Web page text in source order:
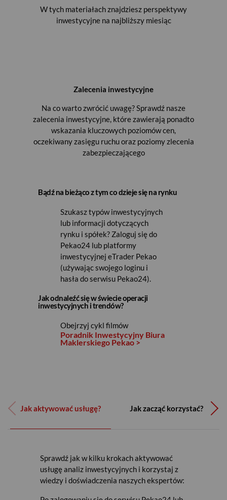
W tych materiałach znajdziesz perspektywy
inwestycyjne na najbliższy miesiąc
Zalecenia inwestycyjne
Na co warto zwrócić uwagę? Sprawdź nasze
zalecenia inwestycyjne, które zawierają ponadto
wskazania kluczowych poziomów cen,
oczekiwany zasięgu ruchu oraz poziomy zlecenia
zabezpieczającego
Bądź na bieżąco z tym co dzieje się na rynku
Szukasz typów inwestycyjnych
lub informacji dotyczących
rynku i spółek? Zaloguj się do
Pekao24 lub platformy
inwestycyjnej eTrader Pekao
(używając swojego loginu i
hasła do serwisu Pekao24).
Jak odnaleźć się w świecie operacji
inwestycyjnych i trendów?
Obejrzyj cykl filmów
Poradnik Inwestycyjny Biura
Maklerskiego Pekao >
Jak aktywować usługę? Jak zacząć korzystać?
Sprawdź jak w kilku krokach aktywować
usługę analiz inwestycyjnych i korzystaj z
wiedzy i doświadczenia naszych ekspertów:
Chcesz korzystać z materiałów
analitycznych Biura Maklerskiego Pekao?
Analizy inwestycyjne dostępne w serwisie
analitycznym: